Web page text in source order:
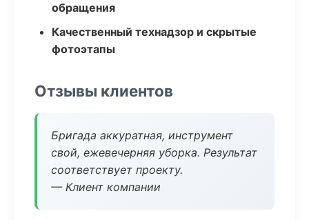
обращения
Качественный технадзор и скрытые
фотоэтапы
Отзывы клиентов
Бригада аккуратная, инструмент
свой, ежевечерняя уборка. Результат
соответствует проекту.
— Клиент компании